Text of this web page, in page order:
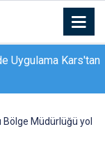
erdi
Bölge Müdürlüğü yol